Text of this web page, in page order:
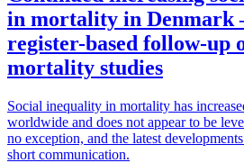
in mortality in Denmark
register-based follow-up
mortality studies
Social inequality in mortality has
worldwide and does not appear to be
no exception, and the latest
short communication.